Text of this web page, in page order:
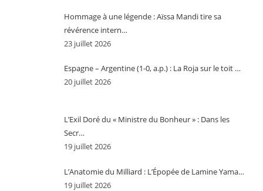
Hommage à une légende : Aïssa Mandi tire sa
révérence intern…
23 juillet 2026
Espagne – Argentine (1-0, a.p.) : La Roja sur le toit …
20 juillet 2026
L’Exil Doré du « Ministre du Bonheur » : Dans les
Secr…
19 juillet 2026
L’Anatomie du Milliard : L’Épopée de Lamine Yama…
19 juillet 2026